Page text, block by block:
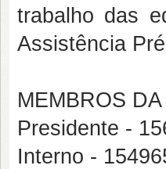
trabalho das
Assistência
MEMBROS
Presidente -
Interno -